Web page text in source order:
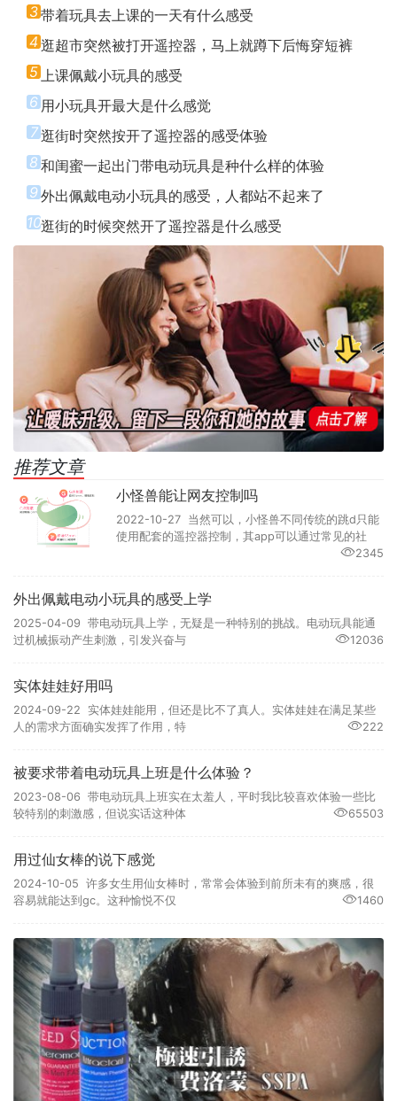
3带着玩具去上课的一天有什么感受
4 逛超市突然被打开遥控器，马上就蹲下后悔穿短裤
5上课佩戴小玩具的感受
6 用小玩具开最大是什么感觉
7逛街时突然按开了遥控器的感受体验
8 和闺蜜一起出门带电动玩具是种什么样的体验
9外出佩戴电动小玩具的感受，人都站不起来了
10逛街的时候突然开了遥控器是什么感受
推荐文章
小怪兽能让网友控制吗
2022-10-27 当然可以，小怪兽不同传统的跳d只能
使用配套的遥控器控制，其app可以通过常见的社
2345
外出佩戴电动小玩具的感受上学
2025-04-09 带电动玩具上学，无疑是一种特别的挑战。电动玩具能通
过机械振动产生刺激，引发兴奋与
12036
实体娃娃好用吗
2024-09-22 实体娃娃能用，但还是比不了真人。实体娃娃在满足某些
人的需求方面确实发挥了作用，特
222
被要求带着电动玩具上班是什么体验？
2023-08-06 带电动玩具上班实在太羞人，平时我比较喜欢体验一些比
较特别的刺激感，但说实话这种体
65503
用过仙女棒的说下感觉
2024-10-05 许多女生用仙女棒时，常常会体验到前所未有的爽感，很
容易就能达到gc。这种愉悦不仅
1460